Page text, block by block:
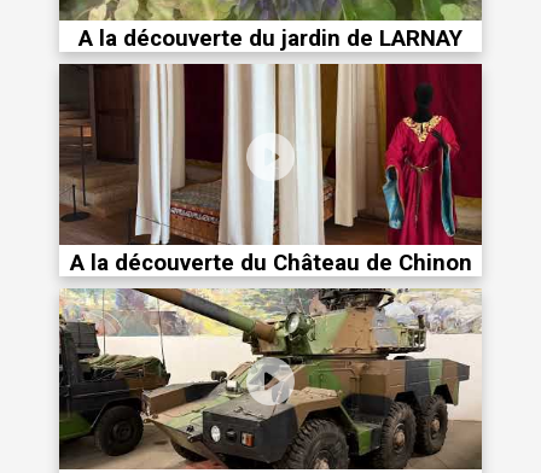
A la découverte du jardin de LARNAY
A la découverte du Château de Chinon